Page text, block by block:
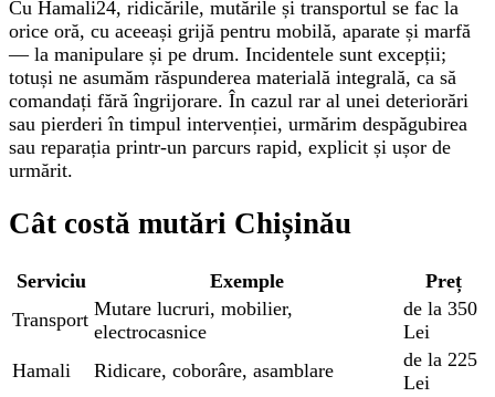
Cu Hamali24, ridicările, mutările și transportul se fac la
orice oră, cu aceeași grijă pentru mobilă, aparate și marfă
— la manipulare și pe drum. Incidentele sunt excepții;
totuși ne asumăm răspunderea materială integrală, ca să
comandați fără îngrijorare. În cazul rar al unei deteriorări
sau pierderi în timpul intervenției, urmărim despăgubirea
sau reparația printr-un parcurs rapid, explicit și ușor de
urmărit.
Cât costă mutări Chișinău
Serviciu Exemple
Preț
Transport Mutare lucruri, mobilier,
electrocasnice
de la 350
Lei
Hamali
Ridicare, coborâre, asamblare
de la 225
Lei